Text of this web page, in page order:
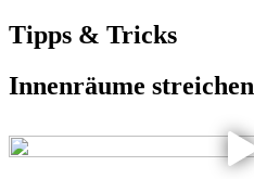
Tipps & Tricks
Innenräume streichen